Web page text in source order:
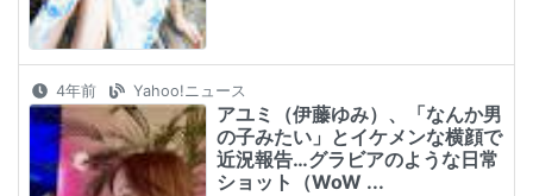
4年前 Yahoo!ニュース
アユミ（伊藤ゆみ）、「なんか男
の子みたい」とイケメンな横顔で
近況報告…グラビアのような日常
ショット（WoW ...